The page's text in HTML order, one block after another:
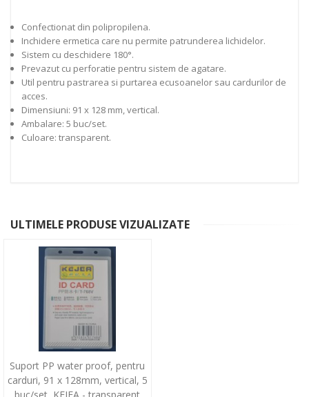
Confectionat din polipropilena.
Inchidere ermetica care nu permite patrunderea lichidelor.
Sistem cu deschidere 180°.
Prevazut cu perforatie pentru sistem de agatare.
Util pentru pastrarea si purtarea ecusoanelor sau cardurilor de
acces.
Dimensiuni: 91 x 128 mm, vertical.
Ambalare: 5 buc/set.
Culoare: transparent.
ULTIMELE PRODUSE VIZUALIZATE
Suport PP water proof, pentru
carduri, 91 x 128mm, vertical, 5
buc/set, KEJEA - transparent